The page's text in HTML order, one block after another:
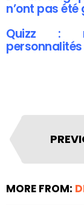
n’ont pas
Quizz :
MORE FROM: